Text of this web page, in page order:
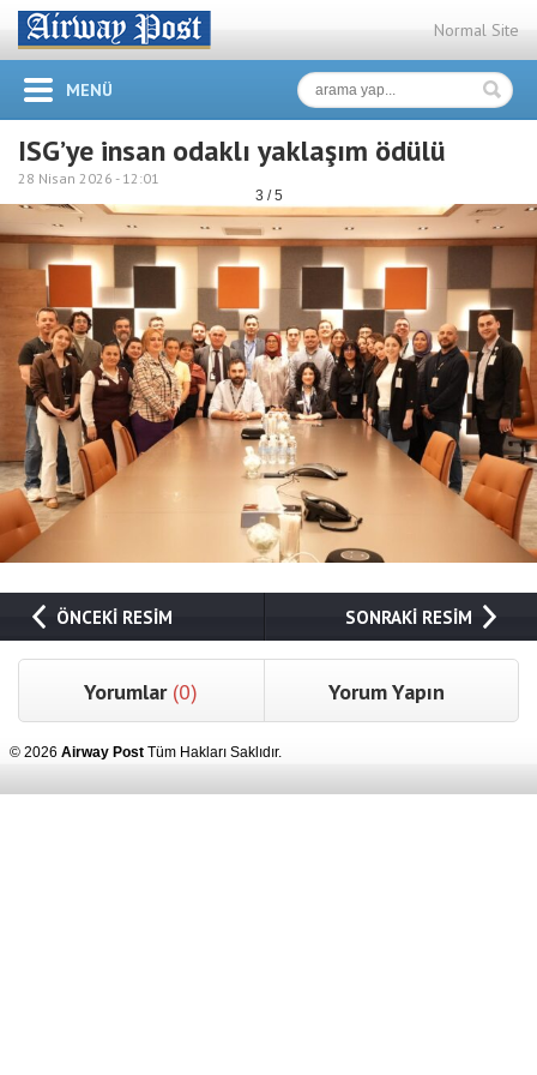
Normal Site
MENÜ
ISG’ye insan odaklı yaklaşım ödülü
28 Nisan 2026 - 12:01
3 / 5
ÖNCEKİ RESİM SONRAKİ RESİM
Yorumlar (0) Yorum Yapın
© 2026 Airway Post Tüm Hakları Saklıdır.